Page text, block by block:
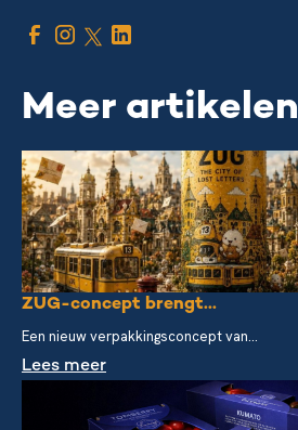
Meer artikelen
ZUG-concept brengt...
Een nieuw verpakkingsconcept van...
Lees meer